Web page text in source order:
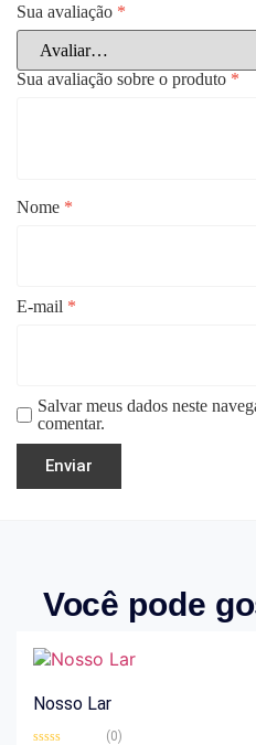
Sua avaliação *
Sua avaliação sobre o produto *
Nome *
E-mail *
Salvar meus dados neste
comentar.
Você pode
Nosso Lar
(0)